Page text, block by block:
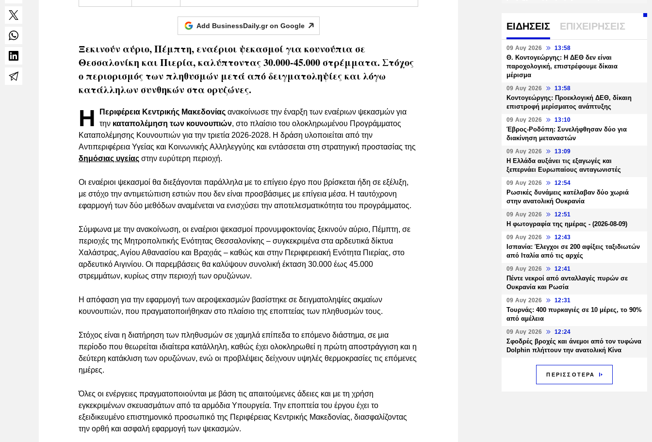
Add BusinessDaily.gr on Google
Ξεκινούν αύριο, Πέμπτη, εναέριοι ψεκασμοί για κουνούπια σε
Θεσσαλονίκη και Πιερία, καλύπτοντας 30.000-45.000 στρέμματα. Στόχος
ο περιορισμός των πληθυσμών μετά από δειγματοληψίες και λόγω
κατάλληλων συνθηκών στα ορυζώνες.
Η Περιφέρεια Κεντρικής Μακεδονίας ανακοίνωσε την έναρξη των εναέριων ψεκασμών για
την καταπολέμηση των κουνουπιών, στο πλαίσιο του ολοκληρωμένου Προγράμματος
Καταπολέμησης Κουνουπιών για την τριετία 2026-2028. Η δράση υλοποιείται από την
Αντιπεριφέρεια Υγείας και Κοινωνικής Αλληλεγγύης και εντάσσεται στη στρατηγική προστασίας της
δημόσιας υγείας στην ευρύτερη περιοχή.
Οι εναέριοι ψεκασμοί θα διεξάγονται παράλληλα με το επίγειο έργο που βρίσκεται ήδη σε εξέλιξη,
με στόχο την αντιμετώπιση εστιών που δεν είναι προσβάσιμες με επίγεια μέσα. Η ταυτόχρονη
εφαρμογή των δύο μεθόδων αναμένεται να ενισχύσει την αποτελεσματικότητα του προγράμματος.
Σύμφωνα με την ανακοίνωση, οι εναέριοι ψεκασμοί προνυμφοκτονίας ξεκινούν αύριο, Πέμπτη, σε
περιοχές της Μητροπολιτικής Ενότητας Θεσσαλονίκης – συγκεκριμένα στα αρδευτικά δίκτυα
Χαλάστρας, Αγίου Αθανασίου και Βραχιάς – καθώς και στην Περιφερειακή Ενότητα Πιερίας, στο
αρδευτικό Αιγινίου. Οι παρεμβάσεις θα καλύψουν συνολική έκταση 30.000 έως 45.000
στρεμμάτων, κυρίως στην περιοχή των ορυζώνων.
Η απόφαση για την εφαρμογή των αεροψεκασμών βασίστηκε σε δειγματοληψίες ακμαίων
κουνουπιών, που πραγματοποιήθηκαν στο πλαίσιο της εποπτείας των πληθυσμών τους.
Στόχος είναι η διατήρηση των πληθυσμών σε χαμηλά επίπεδα το επόμενο διάστημα, σε μια
περίοδο που θεωρείται ιδιαίτερα κατάλληλη, καθώς έχει ολοκληρωθεί η πρώτη αποστράγγιση και η
δεύτερη κατάκλιση των ορυζώνων, ενώ οι προβλέψεις δείχνουν υψηλές θερμοκρασίες τις επόμενες
ημέρες.
Όλες οι ενέργειες πραγματοποιούνται με βάση τις απαιτούμενες άδειες και με τη χρήση
εγκεκριμένων σκευασμάτων από τα αρμόδια Υπουργεία. Την εποπτεία του έργου έχει το
εξειδικευμένο επιστημονικό προσωπικό της Περιφέρειας Κεντρικής Μακεδονίας, διασφαλίζοντας
την ορθή και ασφαλή εφαρμογή των ψεκασμών.
ΕΙΔΗΣΕΙΣ ΕΠΙΧΕΙΡΗΣΕΙΣ
09 Αυγ 2026 13:58
Θ. Κοντογεώργης: Η ΔΕΘ δεν είναι
παροχολογική, επιστρέφουμε δίκαια
μέρισμα
09 Αυγ 2026 13:58
Κοντογεώργης: Προεκλογική ΔΕΘ, δίκαιη
επιστροφή μερίσματος ανάπτυξης
09 Αυγ 2026 13:10
Έβρος-Ροδόπη: Συνελήφθησαν δύο για
διακίνηση μεταναστών
09 Αυγ 2026 13:09
Η Ελλάδα αυξάνει τις εξαγωγές και
ξεπερνάει Ευρωπαίους ανταγωνιστές
09 Αυγ 2026 12:54
Ρωσικές δυνάμεις κατέλαβαν δύο χωριά
στην ανατολική Ουκρανία
09 Αυγ 2026 12:51
Η φωτογραφία της ημέρας - (2026-08-09)
09 Αυγ 2026 12:43
Ισπανία: Έλεγχοι σε 200 αφίξεις ταξιδιωτών
από Ιταλία από τις αρχές
09 Αυγ 2026 12:41
Πέντε νεκροί από ανταλλαγές πυρών σε
Ουκρανία και Ρωσία
09 Αυγ 2026 12:31
Τουρνάς: 400 πυρκαγιές σε 10 μέρες, το 90%
από αμέλεια
09 Αυγ 2026 12:24
Σφοδρές βροχές και άνεμοι από τον τυφώνα
Dolphin πλήττουν την ανατολική Κίνα
ΠΕΡΙΣΣΟΤΕΡΑ